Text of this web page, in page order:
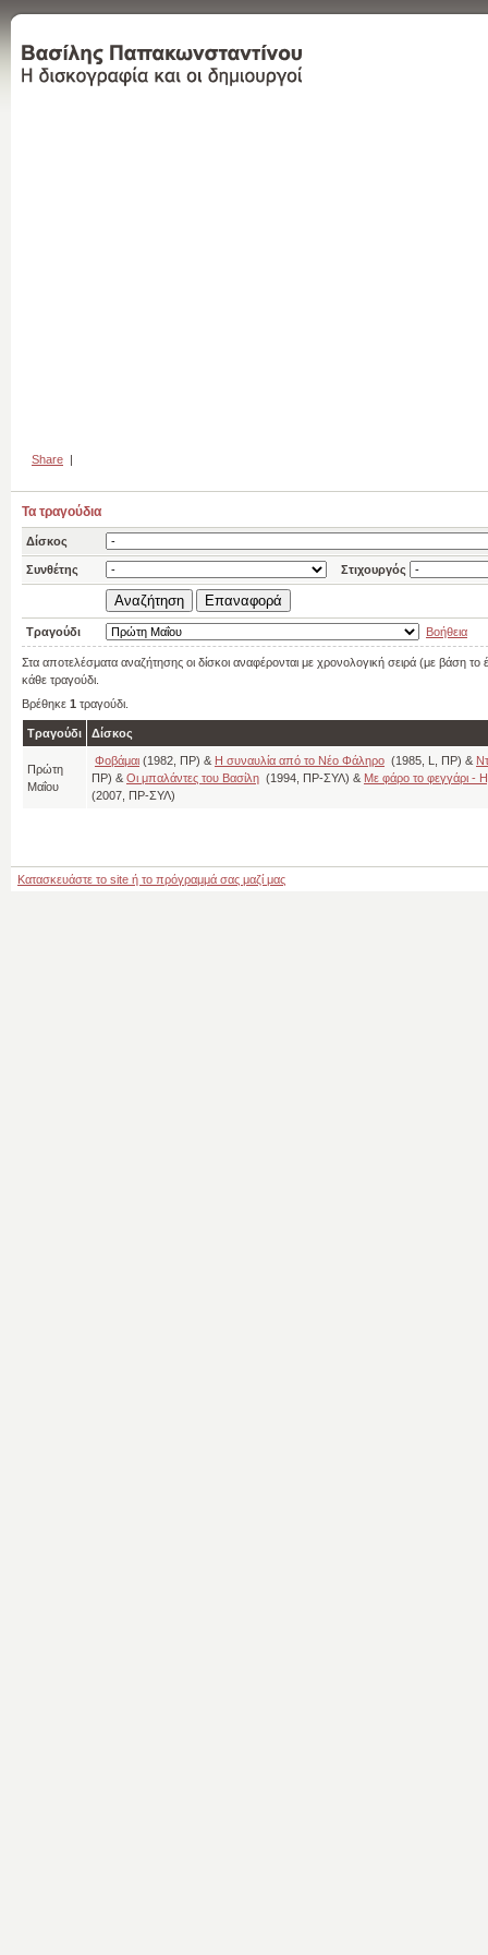
Share |
Τα τραγούδια
Δίσκος
Συνθέτης Στιχουργός
Τραγούδι Βοήθεια
Στα αποτελέσματα αναζήτησης οι δίσκοι αναφέρονται με χρονολογική σειρά (με βάση
κάθε τραγούδι.
Βρέθηκε 1 τραγούδι.
Τραγούδι Δίσκος
Πρώτη
Μαΐου
Φοβάμαι (1982, ΠΡ) & Η συναυλία από το Νέο Φάληρο (1985, L, ΠΡ) &
ΠΡ) & Οι μπαλάντες του Βασίλη (1994, ΠΡ-ΣΥΛ) & Με φάρο το φεγγάρι -
(2007, ΠΡ-ΣΥΛ)
Κατασκευάστε το site ή το πρόγραμμά σας μαζί μας